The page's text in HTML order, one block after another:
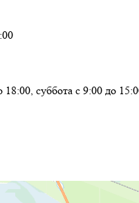
суббота с 9:00 до